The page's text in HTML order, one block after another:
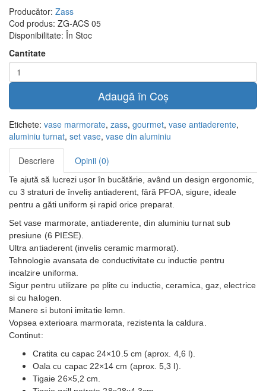
Producător: Zass
Cod produs: ZG-ACS 05
Disponibilitate: În Stoc
Cantitate
Adaugă în Coş
Etichete: vase marmorate, zass, gourmet, vase antiaderente,
aluminiu turnat, set vase, vase din aluminiu
Descriere Opinii (0)
Te ajută să lucrezi ușor în bucătărie, având un design ergonomic,
cu 3 straturi de înveliș antiaderent, fără PFOA, sigure, ideale
pentru a găti uniform și rapid orice preparat.
Set vase marmorate, antiaderente, din aluminiu turnat sub
presiune (6 PIESE).
Ultra antiaderent (invelis ceramic marmorat).
Tehnologie avansata de conductivitate cu inductie pentru
incalzire uniforma.
Sigur pentru utilizare pe plite cu inductie, ceramica, gaz, electrice
si cu halogen.
Manere si butoni imitatie lemn.
Vopsea exterioara marmorata, rezistenta la caldura.
Continut:
Cratita cu capac 24×10.5 cm (aprox. 4,6 l).
Oala cu capac 22×14 cm (aprox. 5,3 l).
Tigaie 26×5,2 cm.